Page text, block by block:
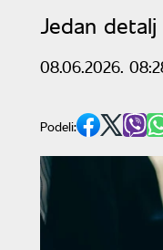
Jedan
08.06.2026.
Podeli: